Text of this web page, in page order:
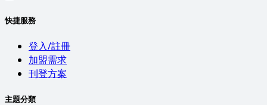
快捷服務
登入/註冊
加盟需求
刊登方案
主題分類